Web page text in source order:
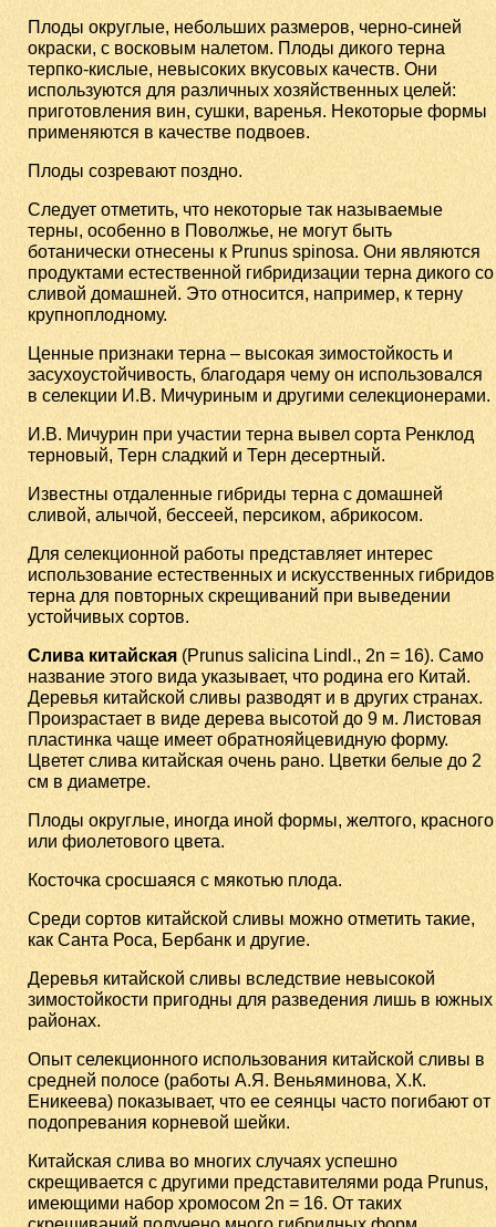
Плоды округлые, небольших размеров, черно-синей
окраски, с восковым налетом. Плоды дикого терна
терпко-кислые, невысоких вкусовых качеств. Они
используются для различных хозяйственных целей:
приготовления вин, сушки, варенья. Некоторые формы
применяются в качестве подвоев.
Плоды созревают поздно.
Следует отметить, что некоторые так называемые
терны, особенно в Поволжье, не могут быть
ботанически отнесены к Prunus spinosa. Они являются
продуктами естественной гибридизации терна дикого со
сливой домашней. Это относится, например, к терну
крупноплодному.
Ценные признаки терна – высокая зимостойкость и
засухоустойчивость, благодаря чему он использовался
в селекции И.В. Мичуриным и другими селекционерами.
И.В. Мичурин при участии терна вывел сорта Ренклод
терновый, Терн сладкий и Терн десертный.
Известны отдаленные гибриды терна с домашней
сливой, алычой, бессеей, персиком, абрикосом.
Для селекционной работы представляет интерес
использование естественных и искусственных гибридов
терна для повторных скрещиваний при выведении
устойчивых сортов.
Слива китайская (Prunus salicina Lindl., 2n = 16). Само
название этого вида указывает, что родина его Китай.
Деревья китайской сливы разводят и в других странах.
Произрастает в виде дерева высотой до 9 м. Листовая
пластинка чаще имеет обратнояйцевидную форму.
Цветет слива китайская очень рано. Цветки белые до 2
см в диаметре.
Плоды округлые, иногда иной формы, желтого, красного
или фиолетового цвета.
Косточка сросшаяся с мякотью плода.
Среди сортов китайской сливы можно отметить такие,
как Санта Роса, Бербанк и другие.
Деревья китайской сливы вследствие невысокой
зимостойкости пригодны для разведения лишь в южных
районах.
Опыт селекционного использования китайской сливы в
средней полосе (работы А.Я. Веньяминова, Х.К.
Еникеева) показывает, что ее сеянцы часто погибают от
подопревания корневой шейки.
Китайская слива во многих случаях успешно
скрещивается с другими представителями рода Prunus,
имеющими набор хромосом 2n = 16. От таких